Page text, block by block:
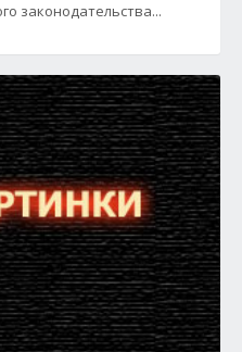
законодательства...